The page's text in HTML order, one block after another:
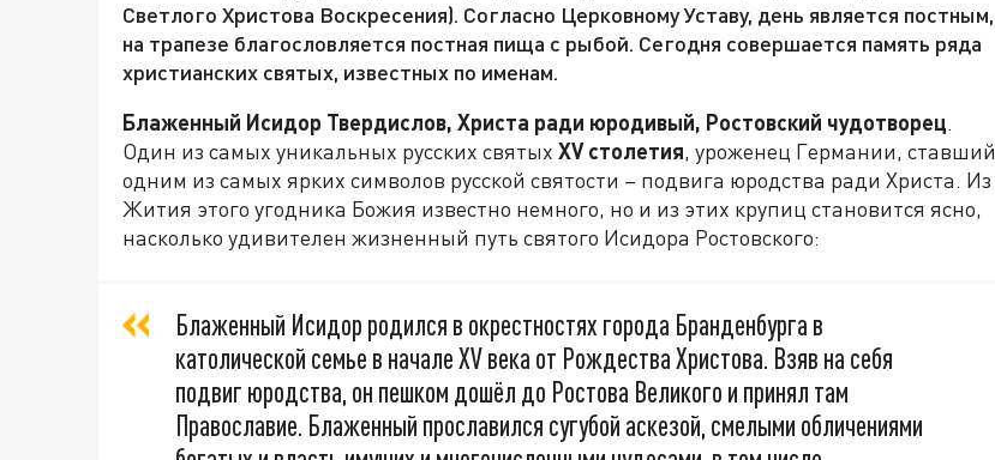
Светлого Христова Воскресения). Согласно Церковному Уставу, день является постным,
на трапезе благословляется постная пища с рыбой. Сегодня совершается память ряда
христианских святых, известных по именам.
Блаженный Исидор Твердислов, Христа ради юродивый, Ростовский чудотворец.
Один из самых уникальных русских святых XV столетия, уроженец Германии, ставший
одним из самых ярких символов русской святости – подвига юродства ради Христа. Из
Жития этого угодника Божия известно немного, но и из этих крупиц становится ясно,
насколько удивителен жизненный путь святого Исидора Ростовского:
Блаженный Исидор родился в окрестностях города Бранденбурга в
католической семье в начале XV века от Рождества Христова. Взяв на себя
подвиг юродства, он пешком дошёл до Ростова Великого и принял там
Православие. Блаженный прославился сугубой аскезой, смелыми обличениями